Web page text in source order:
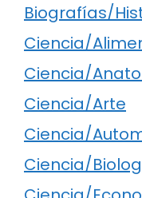
Biografías/
Ciencia/
Ciencia/
Ciencia/Arte
Ciencia/
Ciencia/